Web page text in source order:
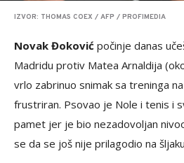
IZVOR: THOMAS COEX / AFP / PROFIMEDIA
Novak Đoković počinje danas
Madridu protiv Matea Arnaldija
vrlo zabrinuo snimak sa treninga
frustriran. Psovao je Nole i tenis i
pamet jer je bio nezadovoljan
se da se još nije prilagodio na